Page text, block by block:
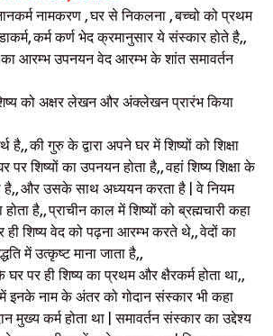
नामकरण , घर से निकलना , बच्चो को प्रथम
कर्म कर्ण भेद क्रमानुसार ये संस्कार होते है,,
का आरम्भ उपनयन वेद आरम्भ के शांत समावर्तन
को अक्षर लेखन और अंक्लेखन प्रारंभ किया
की गुरु के द्वारा अपने घर में शिष्यों को शिक्षा
शिष्यों का उपनयन होता है,, वहां शिष्य शिक्षा के
है,, और उसके साथ अध्ययन करता है | वे नियम
है,, प्राचीन काल में शिष्यों को ब्रह्मचारी कहा
ही शिष्य वेद को पढ़ना आरम्भ करते थे,, वेदों का
में उत्कृष्ट माना जाता है,,
पर ही शिष्य का प्रथम और क्षैरकर्म होता था,,
इनके नाम के अंतर को गोदान संस्कार भी कहा
मुख्य कर्म होता था | समावर्तन संस्कार का उद्देश्य